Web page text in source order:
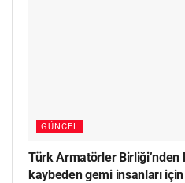
GÜNCEL
Türk Armatörler Birliği’nden
kaybeden gemi insanları için